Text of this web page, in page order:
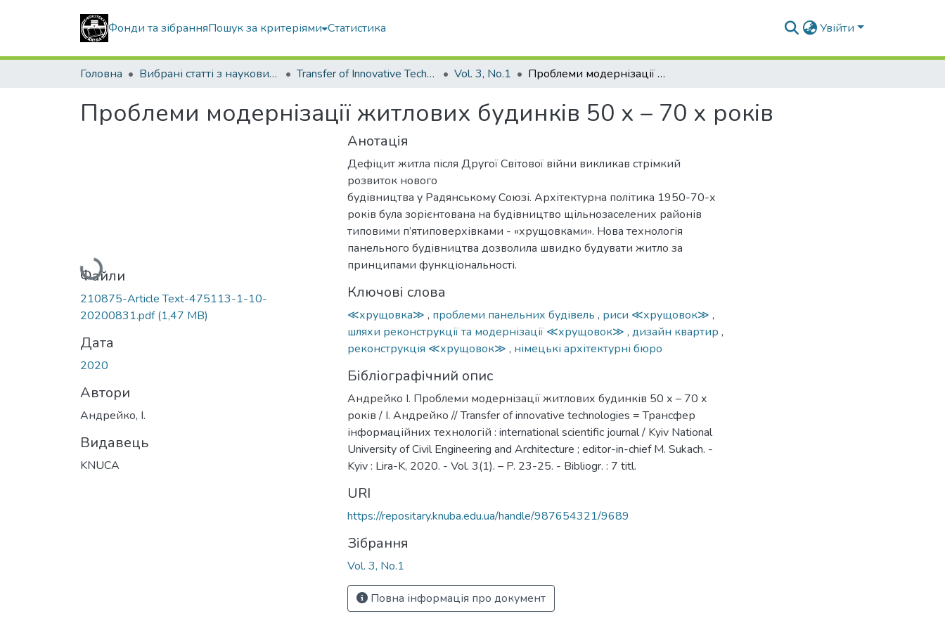
Фонди та зібранняПошук за критеріями Статистика Увійти
Головна Вибрані статті з наукових збірників КНУБА Transfer of Innovative Technologies Vol. 3, No.1 Проблеми модернізації житлових будинків 50 х – 70 х років
Проблеми модернізації житлових будинків 50 х – 70 х років
Вантажиться...
Файли
210875-Article Text-475113-1-10-
20200831.pdf(1,47 MB)
Дата
2020
Автори
Андрейко, І.
Видавець
KNUCA
Анотація
Дефіцит житла після Другої Світової війни викликав стрімкий
розвиток нового
будівництва у Радянському Союзі. Архітектурна політика 1950-70-х
років була зорієнтована на будівництво щільнозаселених районів
типовими п’ятиповерхівками - «хрущовками». Нова технологія
панельного будівництва дозволила швидко будувати житло за
принципами функціональності.
Ключові слова
≪хрущовка≫ , проблеми панельних будівель , риси ≪хрущовок≫ ,
шляхи реконструкції та модернізації ≪хрущовок≫ , дизайн квартир ,
реконструкція ≪хрущовок≫ , німецькі архітектурні бюро
Бібліографічний опис
Андрейко І. Проблеми модернізації житлових будинків 50 х – 70 х
років / І. Андрейко // Transfer of innovative technologies = Трансфер
інформаційних технологій : international scientific journal / Kyiv National
University of Civil Engineering and Architecture ; editor-in-chief М. Sukach. -
Kyiv : Lira-K, 2020. - Vol. 3(1). – P. 23-25. - Bibliogr. : 7 titl.
URI
https://repositary.knuba.edu.ua/handle/987654321/9689
Зібрання
Vol. 3, No.1
Повна інформація про документ